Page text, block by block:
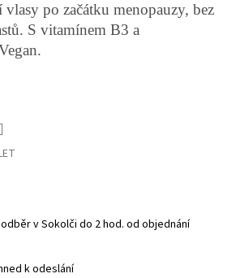
vlasy po začátku menopauzy, bez
S vitamínem B3 a
v Sokolči do 2 hod. od objednání
k odeslání